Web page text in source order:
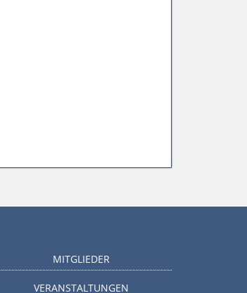
MITGLIEDER
VERANSTALTUNGEN